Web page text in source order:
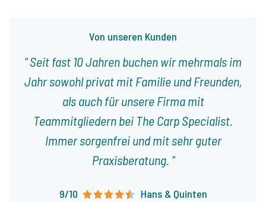
Von unseren Kunden
Seit fast 10 Jahren buchen wir mehrmals im
Jahr sowohl privat mit Familie und Freunden,
als auch für unsere Firma mit
Teammitgliedern bei The Carp Specialist.
Immer sorgenfrei und mit sehr guter
Praxisberatung.
9/10 Hans & Quinten